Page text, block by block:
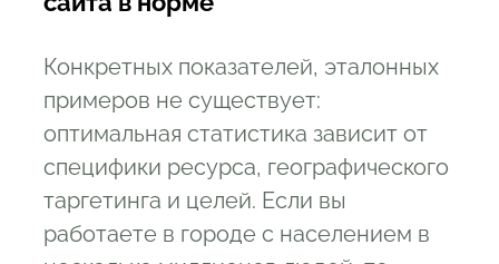
Конкретных показателей, эталонных
примеров не существует:
оптимальная статистика зависит от
специфики ресурса, географического
таргетинга и целей. Если вы
работаете в городе с населением в